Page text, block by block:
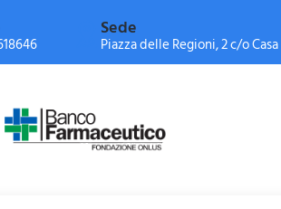
Sede
Piazza delle Regioni, 2 c/o